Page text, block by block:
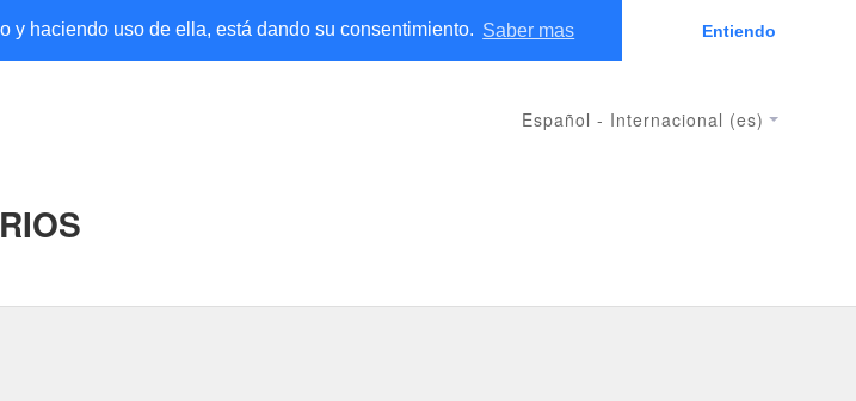
y haciendo uso de ella, está dando su consentimiento. Saber mas Entiendo
ACCEDER
Español - Internacional ‎(es)‎